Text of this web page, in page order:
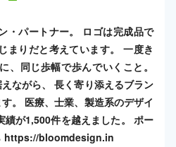
・パートナー。 ロゴは完成品で
まりだと考えています。 一度き
、同じ歩幅で歩んでいくこと。
ながら、 長く寄り添えるブラン
。 医療、士業、製造系のデザイ
績が1,500件を越えました。 ポー
https://bloomdesign.in